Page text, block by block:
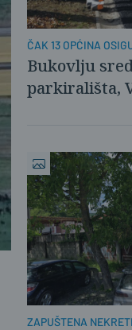
ČAK 13 OPĆINA
Bukovlju
parkirališta,
ZAPUŠTENA